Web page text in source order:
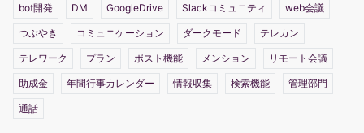
bot開発 DM GoogleDrive Slackコミュニティ web会議
つぶやき コミュニケーション ダークモード テレカン
テレワーク プラン ポスト機能 メンション リモート会議
助成金 年間行事カレンダー 情報収集 検索機能 管理部門
通話